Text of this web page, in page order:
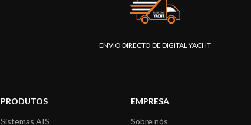
ENVIO DIRECTO DE DIGITAL YACHT
PRODUTOS
Sistemas AIS
EMPRESA
Sobre nós